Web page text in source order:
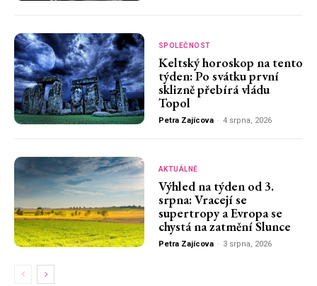
SPOLEČNOST
Keltský horoskop na tento
týden: Po svátku první
sklizně přebírá vládu
Topol
Petra Zajícova - 4 srpna, 2026
AKTUÁLNĚ
Výhled na týden od 3.
srpna: Vracejí se
supertropy a Evropa se
chystá na zatmění Slunce
Petra Zajícova - 3 srpna, 2026